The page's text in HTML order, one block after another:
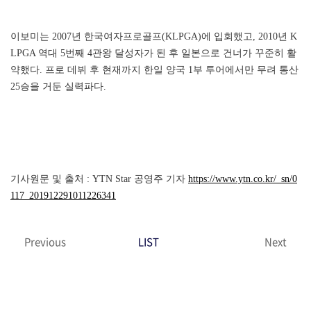
이보미는 2007년 한국여자프로골프(KLPGA)에 입회했고, 2010년 K
LPGA 역대 5번째 4관왕 달성자가 된 후 일본으로 건너가 꾸준히 활
약했다. 프로 데뷔 후 현재까지 한일 양국 1부 투어에서만 무려 통산
25승을 거둔 실력파다.
기사원문 및 출처 : YTN Star 공영주 기자 https://www.ytn.co.kr/_sn/0
117_201912291011226341
Previous LIST Next